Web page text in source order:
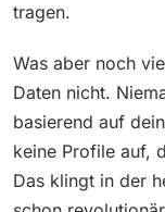
tragen.
Was aber noch
Daten nicht.
basierend auf
keine Profile auf,
Das klingt in der